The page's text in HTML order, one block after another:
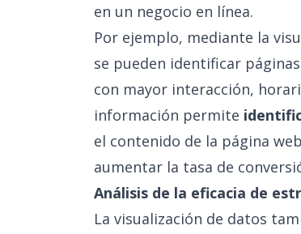
en un negocio en línea.
Por ejemplo, mediante la
se pueden identificar
con mayor interacción,
información permite
el contenido de la página
aumentar la tasa de
Análisis de la eficacia de
La visualización de datos